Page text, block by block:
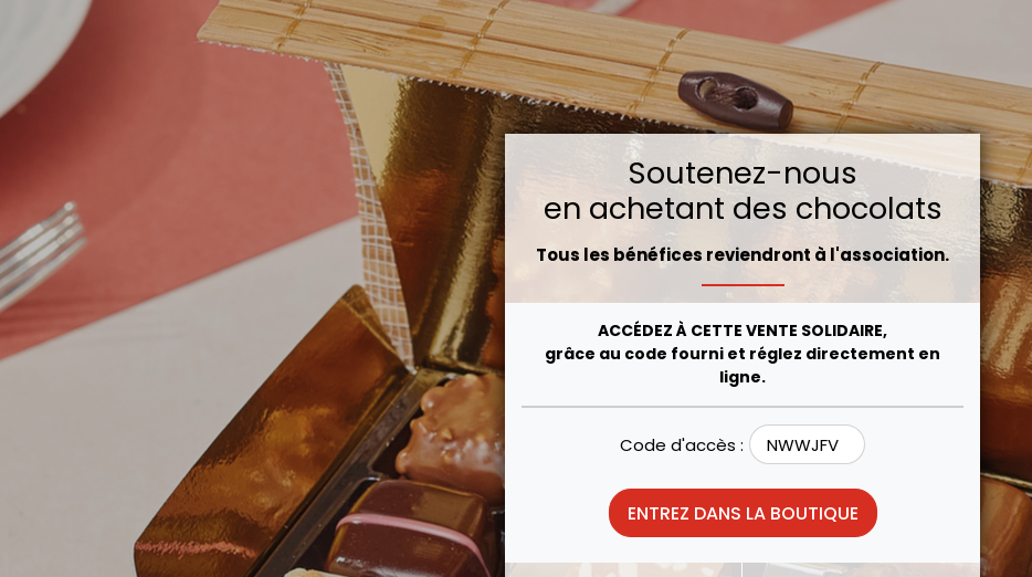
Soutenez-nous
en achetant des chocolats
Tous les bénéfices reviendront à l'association.
ACCÉDEZ À CETTE VENTE SOLIDAIRE,
grâce au code fourni et réglez directement en
ligne.
Code d'accès :
ENTREZ DANS LA BOUTIQUE